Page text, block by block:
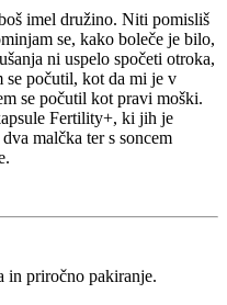
imel družino. Niti pomisliš
se, kako boleče je bilo,
ni uspelo spočeti otroka,
se počutil, kot da mi je v
se počutil kot pravi moški.
Fertility+, ki jih je
malčka ter s soncem
in priročno pakiranje.